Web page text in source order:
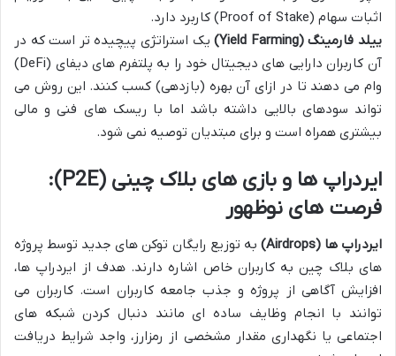
اثبات سهام (Proof of Stake) کاربرد دارد.
ییلد فارمینگ (Yield Farming)
یک استراتژی پیچیده تر است که در
آن کاربران دارایی های دیجیتال خود را به پلتفرم های دیفای (DeFi)
وام می دهند تا در ازای آن بهره (بازدهی) کسب کنند. این روش می
تواند سودهای بالایی داشته باشد اما با ریسک های فنی و مالی
بیشتری همراه است و برای مبتدیان توصیه نمی شود.
ایردراپ ها و بازی های بلاک چینی (P2E):
فرصت های نوظهور
ایردراپ ها (Airdrops)
به توزیع رایگان توکن های جدید توسط پروژه
های بلاک چین به کاربران خاص اشاره دارند. هدف از ایردراپ ها،
افزایش آگاهی از پروژه و جذب جامعه کاربران است. کاربران می
توانند با انجام وظایف ساده ای مانند دنبال کردن شبکه های
اجتماعی یا نگهداری مقدار مشخصی از رمزارز، واجد شرایط دریافت